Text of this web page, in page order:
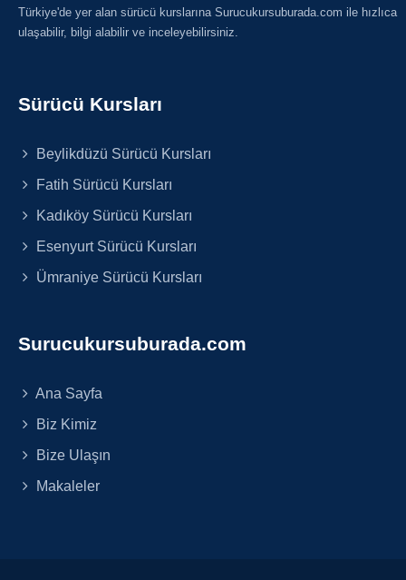
Türkiye'de yer alan sürücü kurslarına Surucukursuburada.com ile hızlıca
ulaşabilir, bilgi alabilir ve inceleyebilirsiniz.
Sürücü Kursları
Beylikdüzü Sürücü Kursları
Fatih Sürücü Kursları
Kadıköy Sürücü Kursları
Esenyurt Sürücü Kursları
Ümraniye Sürücü Kursları
Surucukursuburada.com
Ana Sayfa
Biz Kimiz
Bize Ulaşın
Makaleler